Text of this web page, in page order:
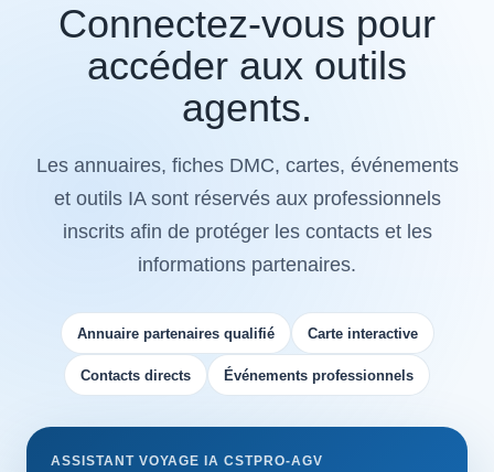
Connectez-vous pour
accéder aux outils
agents.
Les annuaires, fiches DMC, cartes, événements
et outils IA sont réservés aux professionnels
inscrits afin de protéger les contacts et les
informations partenaires.
Annuaire partenaires qualifié Carte interactive
Contacts directs Événements professionnels
ASSISTANT VOYAGE IA CSTPRO-AGV